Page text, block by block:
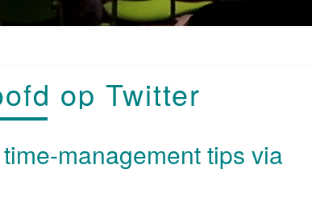
TWITTER
op Twitter
management tips via